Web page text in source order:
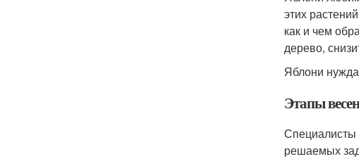
этих
как и чем
дерево,
Яблони
Этапы
Специалисты
решаемых